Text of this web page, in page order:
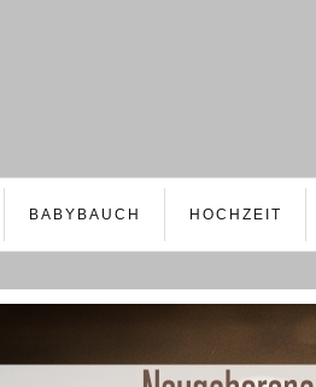
BABYBAUCH HOCHZEIT